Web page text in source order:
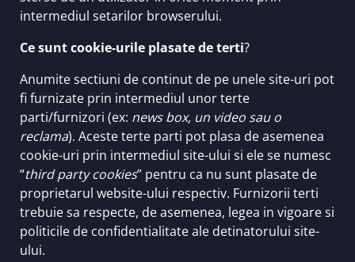
intermediul setarilor browserului.
Ce sunt cookie-urile plasate de terti?
Anumite sectiuni de continut de pe unele site-uri pot
fi furnizate prin intermediul unor terte
parti/furnizori (ex: news box, un video sau o
reclama). Aceste terte parti pot plasa de asemenea
cookie-uri prin intermediul site-ului si ele se numesc
“third party cookies” pentru ca nu sunt plasate de
proprietarul website-ului respectiv. Furnizorii terti
trebuie sa respecte, de asemenea, legea in vigoare si
politicile de confidentialitate ale detinatorului site-
ului.